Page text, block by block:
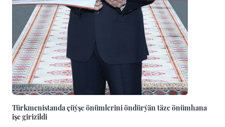
Türkmenistanda çüýşe önümlerini öndürýän täze önümhana
işe girizildi